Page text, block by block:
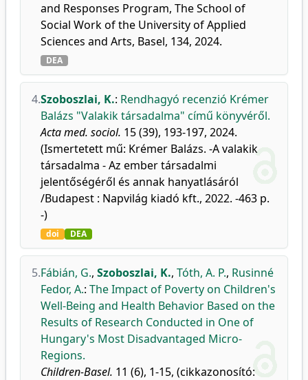
and Responses Program, The School of
Social Work of the University of Applied
Sciences and Arts, Basel, 134, 2024.
DEA
4.Szoboszlai, K.: Rendhagyó recenzió Krémer
Balázs "Valakik társadalma" című könyvéről.
Acta med. sociol. 15 (39), 193-197, 2024.
(Ismertetett mű: Krémer Balázs. -A valakik
társadalma - Az ember társadalmi
jelentőségéről és annak hanyatlásáról
/Budapest : Napvilág kiadó kft., 2022. -463 p.
-)
doi DEA
5.Fábián, G., Szoboszlai, K., Tóth, A. P., Rusinné
Fedor, A.: The Impact of Poverty on Children's
Well-Being and Health Behavior Based on the
Results of Research Conducted in One of
Hungary's Most Disadvantaged Micro-
Regions.
Children-Basel. 11 (6), 1-15, (cikkazonosító: